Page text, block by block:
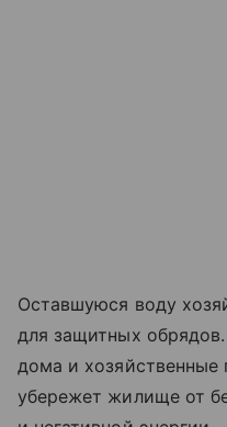
Оставшуюся воду
для защитных
дома и хозяйственные
убережет жилище от